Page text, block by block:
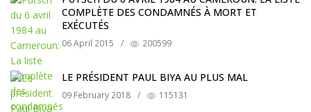
COMPLÈTE DES CONDAMNÉS À MORT ET
EXÉCUTÉS
06 April 2015 / 200599
LE PRÉSIDENT PAUL BIYA AU PLUS MAL
09 February 2018 / 115131